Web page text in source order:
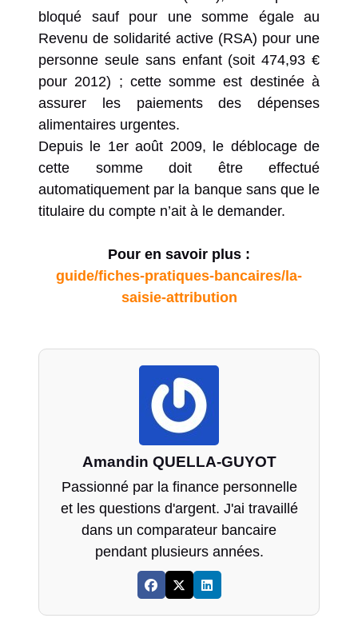
bloqué sauf pour une somme égale au
Revenu de solidarité active (RSA) pour une
personne seule sans enfant (soit 474,93 €
pour 2012) ; cette somme est destinée à
assurer les paiements des dépenses
alimentaires urgentes.
Depuis le 1er août 2009, le déblocage de
cette somme doit être effectué
automatiquement par la banque sans que le
titulaire du compte n’ait à le demander.
Pour en savoir plus :
guide/fiches-pratiques-bancaires/la-
saisie-attribution
Amandin QUELLA-GUYOT
Passionné par la finance personnelle
et les questions d'argent. J'ai travaillé
dans un comparateur bancaire
pendant plusieurs années.